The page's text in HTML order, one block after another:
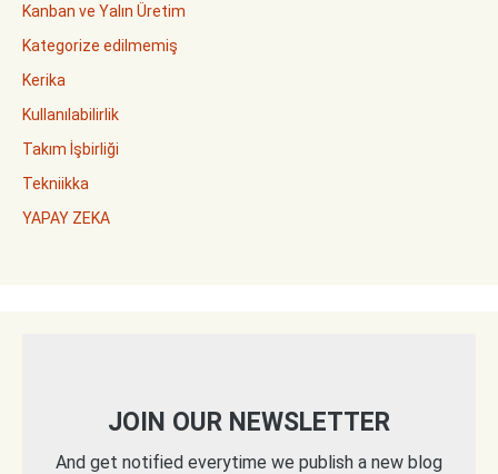
Kanban ve Yalın Üretim
Kategorize edilmemiş
Kerika
Kullanılabilirlik
Takım İşbirliği
Tekniikka
YAPAY ZEKA
JOIN OUR NEWSLETTER
And get notified everytime we publish a new blog